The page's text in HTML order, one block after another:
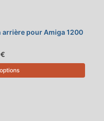
arrière pour Amiga 1200
€